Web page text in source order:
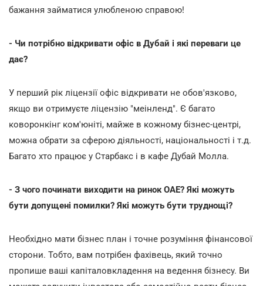
бажання займатися улюбленою справою!
- Чи потрібно відкривати офіс в Дубай і які переваги це
дає?
У перший рік ліцензії офіс відкривати не обов'язково,
якщо ви отримуєте ліцензію "меінленд". Є багато
коворонкінг ком'юніті, майже в кожному бізнес-центрі,
можна обрати за сферою діяльності, національності і т.д.
Багато хто працює у Старбакс і в кафе Дубай Молла.
- З чого починати виходити на ринок ОАЕ? Які можуть
бути допущені помилки? Які можуть бути труднощі?
Необхідно мати бізнес план і точне розуміння фінансової
сторони. Тобто, вам потрібен фахівець, який точно
пропише ваші капіталовкладення на ведення бізнесу. Ви